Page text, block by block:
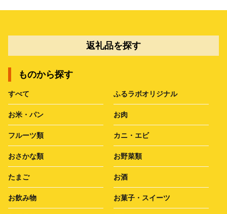
返礼品を探す
ものから探す
すべて ふるラボオリジナル
お米・パン お肉
フルーツ類 カニ・エビ
おさかな類 お野菜類
たまご お酒
お飲み物 お菓子・スイーツ